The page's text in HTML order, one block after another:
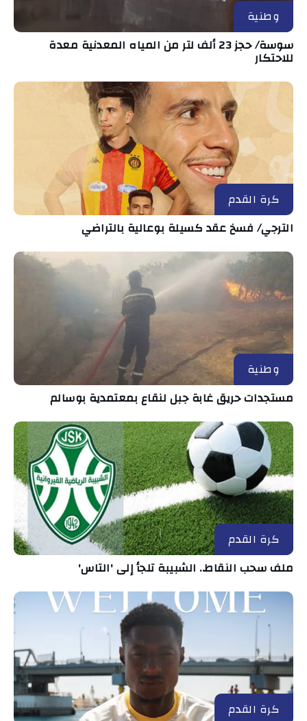
وطنية
سوسة/ حجز 23 ألف لتر من المياه المعدنية معدة
للاحتكار
كرة القدم
الترجي/ فسخ عقد كسيلة بوعالية بالتراضي
وطنية
مستجدات حريق غابة جبل لنقاع بمعتمدية بوسالم
كرة القدم
ملف سحب النقاط.. الشبيبة تلجأ إلى 'التاس'
كرة القدم